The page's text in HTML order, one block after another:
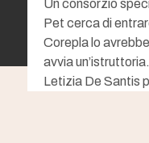
Un consorzio
Pet cerca di
Corepla lo
avvia
Letizia De Santis